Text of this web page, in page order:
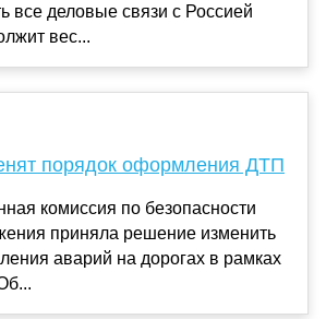
все деловые связи с Россией
вес...
порядок оформления ДТП
комиссия по безопасности
приняла решение изменить
аварий на дорогах в рамках